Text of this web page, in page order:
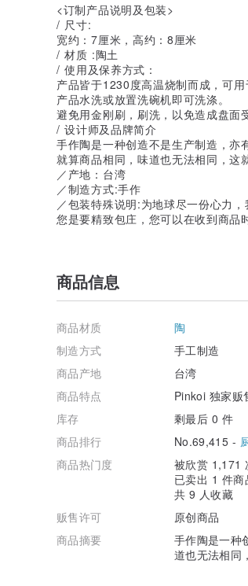
<订制产品说明及包装>
/ 尺寸:
宽约：7厘米，高约：8厘米
/ 材质 :陶土
/ 使用及保养方式：
产品皆于1230度高温烧制而成，可用
产品水洗或放置洗碗机即可洗涤。
避免用金刚刷，刷洗，以免造成盘面
/ 设计师及品牌简介
手作陶是一种创造不是生产制造，亦
就算商品相同，味道也无法相同，这
／产地：台湾
／制造方式:手作
／包装特殊说明:为地球尽一份心力
您是要精致包庄，您可以在收到商品
商品信息
商品材质
陶
制造方式
手工制造
商品产地
台湾
商品特点
Pinkoi 独家贩
库存
剩最后 0 件
商品排行
No.69,415 -
商品热门度
被欣赏 1,171
已卖出 1 件商
共 9 人收藏
贩售许可
原创商品
商品摘要
手作陶是一种
道也无法相同